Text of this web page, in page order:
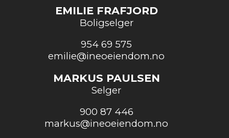
EMILIE FRAFJORD
Boligselger
954 69 575
emilie@ineoeiendom.no
MARKUS PAULSEN
Selger
900 87 446
markus@ineoeiendom.no